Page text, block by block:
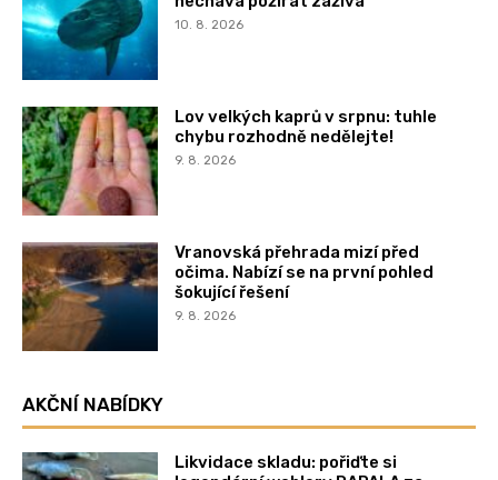
10. 8. 2026
Lov velkých kaprů v srpnu: tuhle
chybu rozhodně nedělejte!
9. 8. 2026
Vranovská přehrada mizí před
očima. Nabízí se na první pohled
šokující řešení
9. 8. 2026
AKČNÍ NABÍDKY
Likvidace skladu: pořiďte si